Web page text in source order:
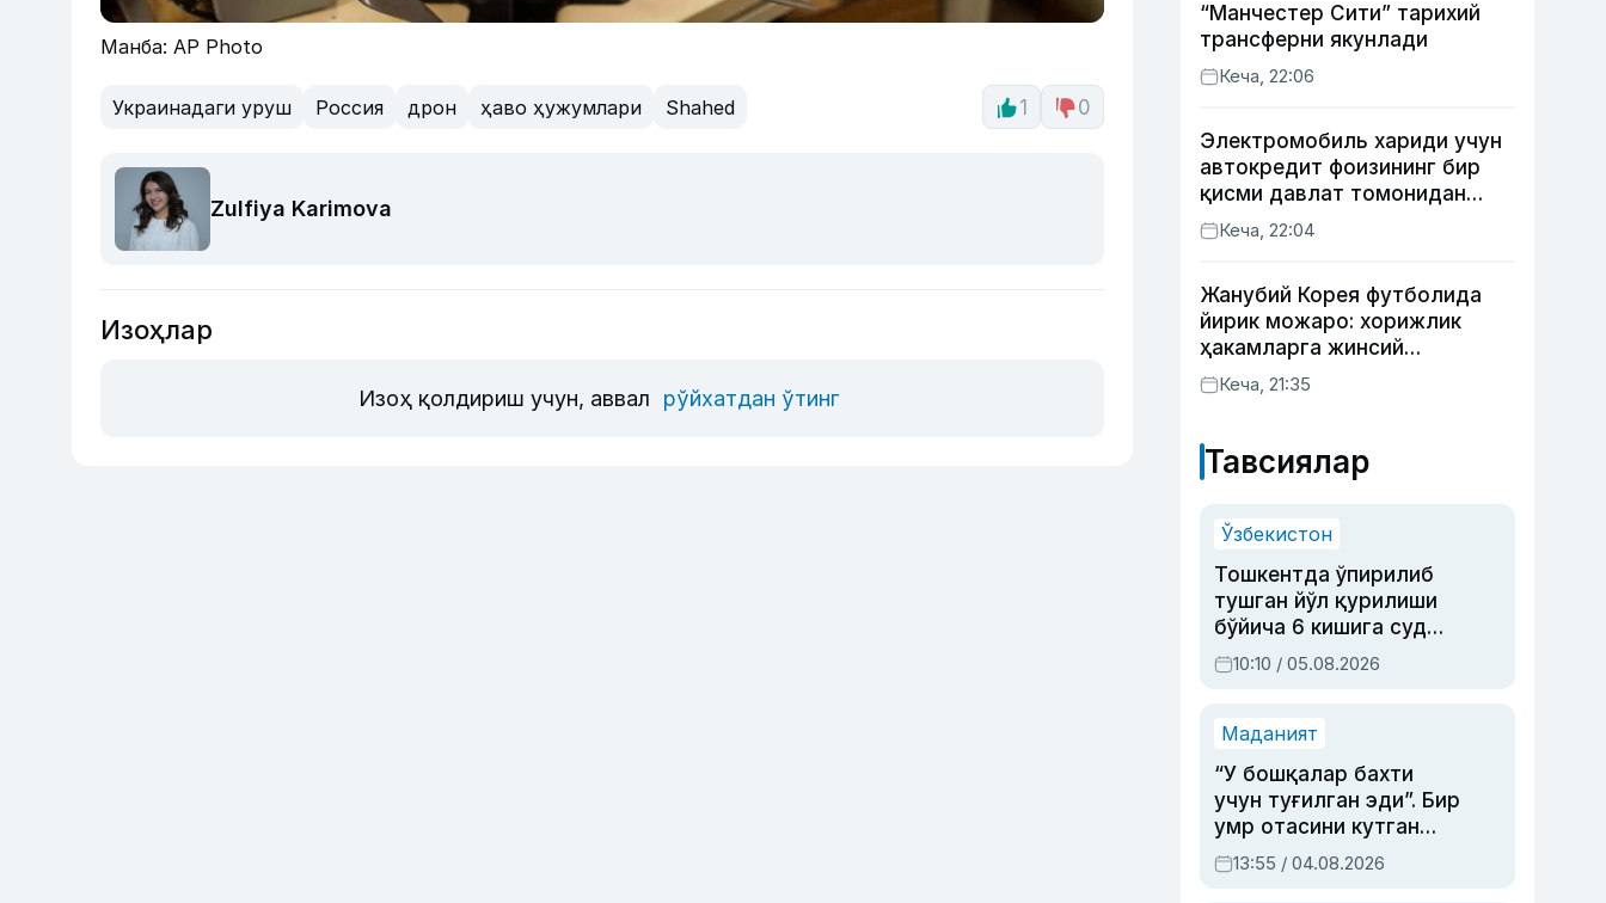
Манба: AP Photo
Украинадаги уруш Россия дрон ҳаво ҳужумлари Shahed 1 0
Zulfiya Karimova
Изоҳлар
Изоҳ қолдириш учун, аввал рўйхатдан ўтинг
“Манчестер Сити” тарихий
трансферни якунлади
Кеча, 22:06
Электромобиль хариди учун
автокредит фоизининг бир
қисми давлат томонидан
қоплаб берилиши мумкин
Кеча, 22:04
Жанубий Корея футболида
йирик можаро: хорижлик
ҳакамларга жинсий
хизматлар кўрсатилгани
маълум қилинди
Кеча, 21:35
Тавсиялар
Ўзбекистон
Тошкентда ўпирилиб
тушган йўл қурилиши
бўйича 6 кишига суд
ҳукми ўқилди
10:10 / 05.08.2026
Маданият
“У бошқалар бахти
учун туғилган эди”. Бир
умр отасини кутган
актриса ва дубльяж
устаси Римма
13:55 / 04.08.2026